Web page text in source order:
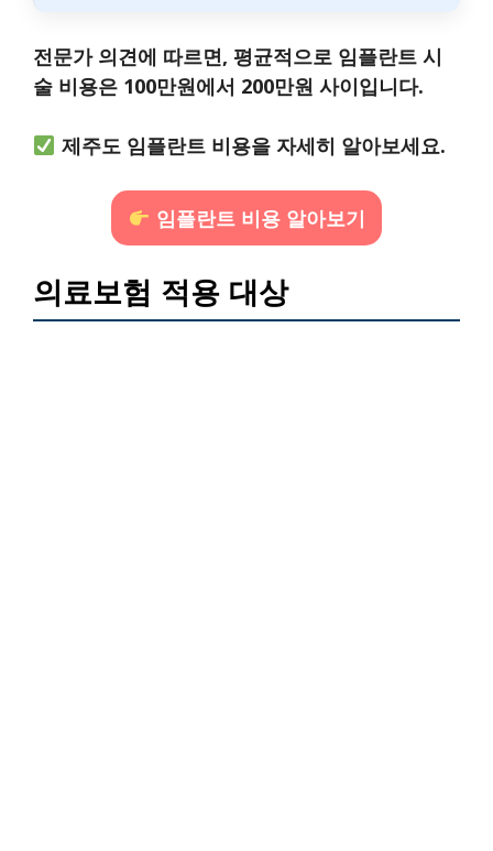
전문가 의견에 따르면, 평균적으로 임플란트 시
술 비용은 100만원에서 200만원 사이입니다.
제주도 임플란트 비용을 자세히 알아보세요.
임플란트 비용 알아보기
의료보험 적용 대상